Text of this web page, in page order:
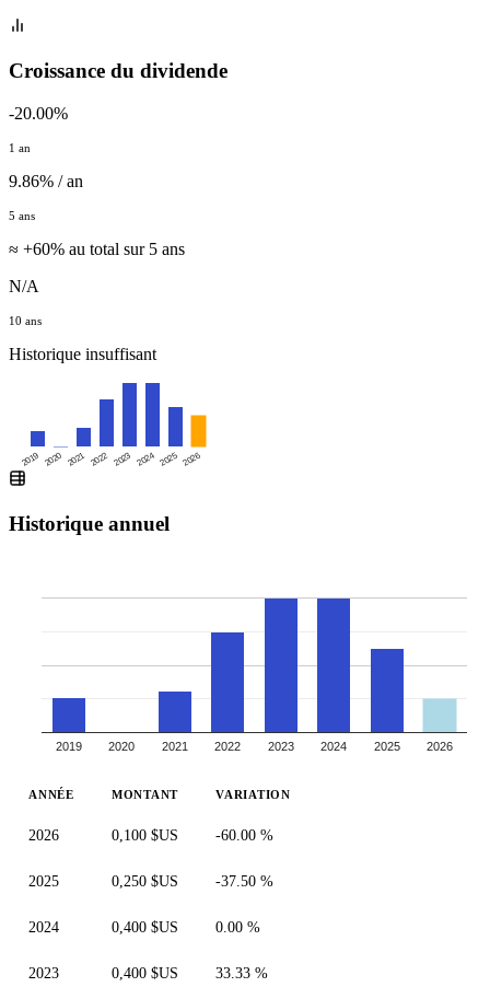
Croissance du dividende
-20.00%
1 an
9.86% / an
5 ans
≈ +60% au total sur 5 ans
N/A
10 ans
Historique insuffisant
2019 2020 2021 2022 2023 2024 2025 2026
Historique annuel
2019 2020 2021 2022 2023 2024 2025 2026
ANNÉE MONTANT VARIATION
2026 0,100 $US -60.00 %
2025 0,250 $US -37.50 %
2024 0,400 $US 0.00 %
2023 0,400 $US 33.33 %